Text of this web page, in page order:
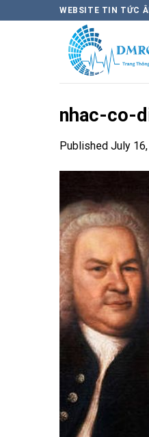
WEBSITE TIN TỨC
nhac-co-
Published July